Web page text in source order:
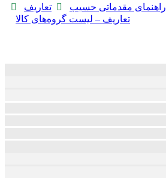
راهنمای مقدماتی حسیب
تعاریف
تعاریف – لیست گروه‌های کالا